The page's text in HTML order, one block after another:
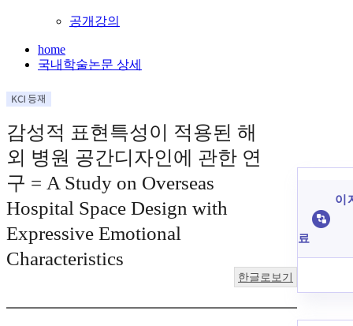
공개강의
home
국내학술논문 상세
감성적 표현특성이 적용된 해
외 병원 공간디자인에 관한 연
구 = A Study on Overseas
Hospital Space Design with
Expressive Emotional
Characteristics
한글로보기
이
료